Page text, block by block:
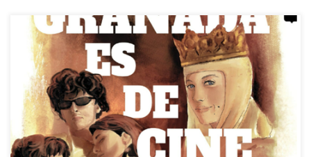
España ha prestado sus paisajes para servir como escenarios
cinematográficos en incontables ocasiones. Más concretamente, la
provincia granadina ha recreado todo tipo de historias fascinantes
desde los albores del cine. Su rica herencia cultural y su
asombrosa diversidad geográfica la han convertido en el
escenario ideal para albergar desde épicas […]